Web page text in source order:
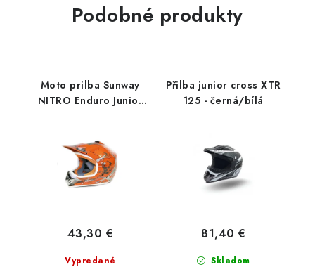
Podobné produkty
Moto prilba Sunway
NITRO Enduro Junior
Vypredané
43,30 €
Přilba junior cross XTR
125 - černá/bílá
Skladom
81,40 €